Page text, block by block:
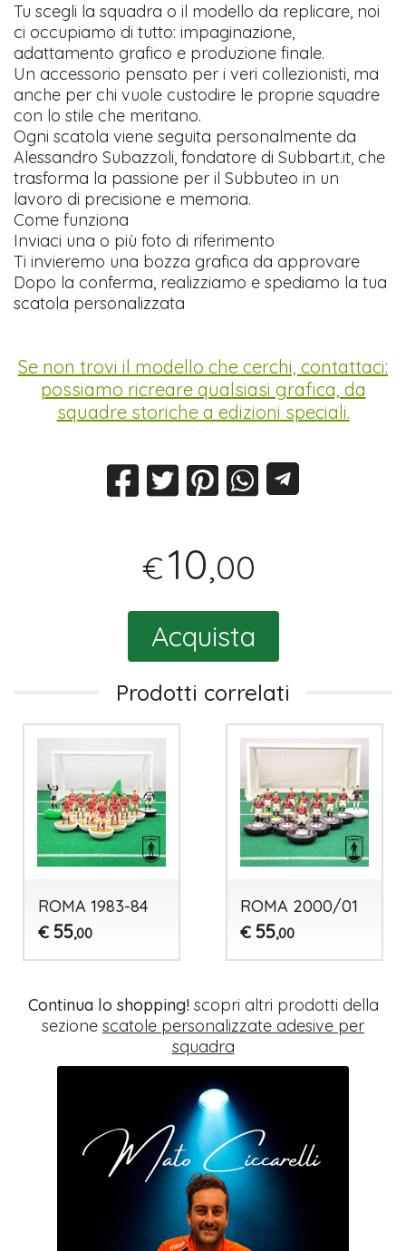
Tu scegli la squadra o il modello da replicare, noi
ci occupiamo di tutto: impaginazione,
adattamento grafico e produzione finale.
Un accessorio pensato per i veri collezionisti, ma
anche per chi vuole custodire le proprie squadre
con lo stile che meritano.
Ogni scatola viene seguita personalmente da
Alessandro Subazzoli, fondatore di Subbart.it, che
trasforma la passione per il Subbuteo in un
lavoro di precisione e memoria.
Come funziona
Inviaci una o più foto di riferimento
Ti invieremo una bozza grafica da approvare
Dopo la conferma, realizziamo e spediamo la tua
scatola personalizzata
Se non trovi il modello che cerchi, contattaci:
possiamo ricreare qualsiasi grafica, da
squadre storiche a edizioni speciali.
€10,00
Acquista
Prodotti correlati
ROMA 1983-84
€ 55,00
ROMA 2000/01
€ 55,00
Continua lo shopping!scopri altri prodotti della
sezione scatole personalizzate adesive per
squadra